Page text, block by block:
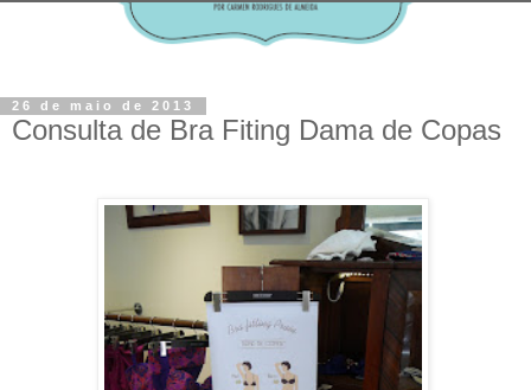
26 de maio de 2013
Consulta de Bra Fiting Dama de Copas